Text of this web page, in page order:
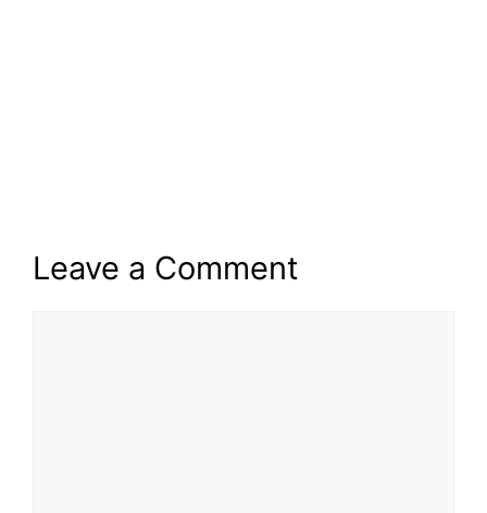
Leave a Comment